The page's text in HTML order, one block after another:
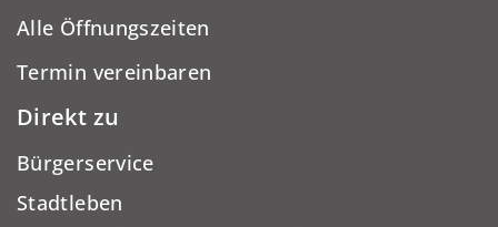
Alle Öffnungszeiten
Termin vereinbaren
Direkt zu
Bürgerservice
Stadtleben